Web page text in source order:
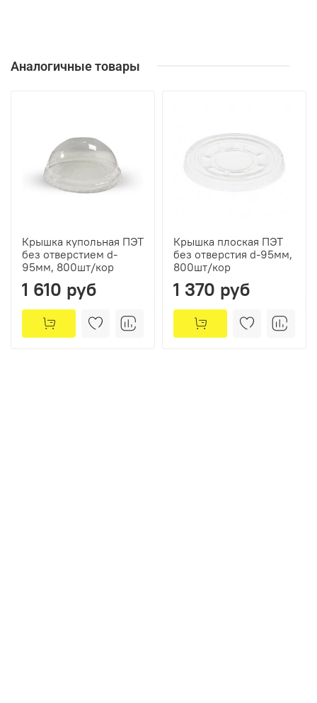
Аналогичные товары
Крышка купольная ПЭТ
без отверстием d-
95мм, 800шт/кор
1 610 руб
Крышка плоская ПЭТ
без отверстия d-95мм,
800шт/кор
1 370 руб